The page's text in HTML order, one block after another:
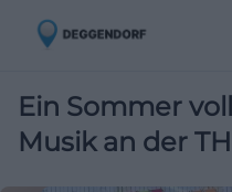
Ein Sommer
Musik an der